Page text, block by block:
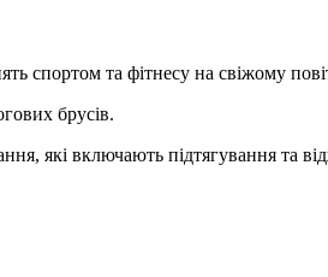
спортом та фітнесу на свіжому
брусів.
які включають підтягування та